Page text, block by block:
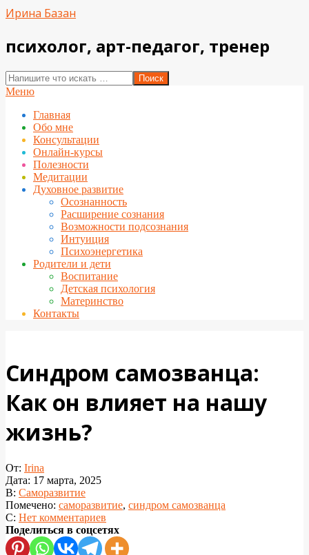
Перейти
Ирина Базан
психолог, арт-педагог, тренер
Поиск
Вторичное
навигации
Меню
Главная
Обо мне
Консультации
Онлайн-курсы
Полезности
Медитации
Духовное развитие
Осознанность
Расширение сознания
Возможности подсознания
Интуиция
Психоэнергетика
Родители и дети
Воспитание
Детская психология
Материнство
Контакты
Синдром самозванца:
Как он влияет на нашу
жизнь?
От: Irina
Дата: 17 марта, 2025
В: Саморазвитие
Помечено: саморазвитие, синдром самозванца
С: Нет комментариев
Поделиться в соцсетях